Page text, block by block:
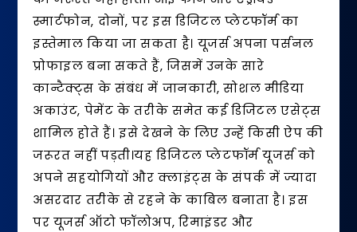
स्मार्टफोन, दोनों, पर इस डिजिटल प्लेटफॉर्म का
इस्तेमाल किया जा सकता है। यूजर्स अपना पर्सनल
प्रोफाइल बना सकते हैं, जिसमें उनके सारे
कान्टैक्ट्स के संबंध में जानकारी, सोशल मीडिया
अकाउंट, पेमेंट के तरीके समेत कई डिजिटल एसेट्स
शामिल होते हैं। इसे देखने के लिए उन्हें किसी ऐप की
जरूरत नहीं पड़ती।यह डिजिटल प्लेटफॉर्म यूजर्स को
अपने सहयोगियों और क्लाइंट्स के संपर्क में ज्यादा
असरदार तरीके से रहने के काबिल बनाता है। इस
पर यूजर्स ऑटो फॉलोअप, रिमाइंडर और